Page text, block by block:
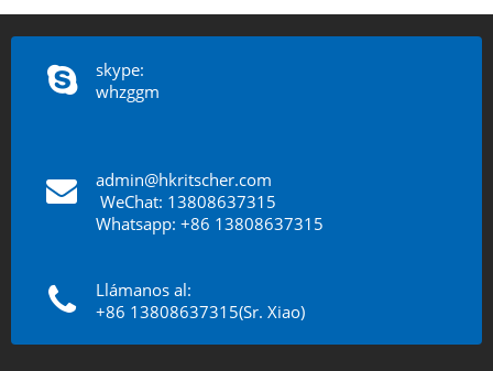
skype:
whzggm
admin@hkritscher.com
WeChat: 13808637315
Whatsapp: +86 13808637315
Llámanos al:
+86 13808637315(Sr. Xiao)